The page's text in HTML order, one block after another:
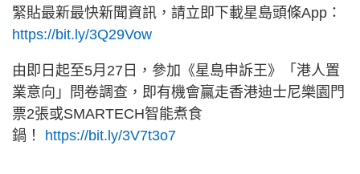
緊貼最新最快新聞資訊，請立即下載星島頭條App：
https://bit.ly/3Q29Vow
由即日起至5月27日，參加《星島申訴王》「港人置
業意向」問卷調查，即有機會贏走香港迪士尼樂園門
票2張或SMARTECH智能煮食
鍋！ https://bit.ly/3V7t3o7